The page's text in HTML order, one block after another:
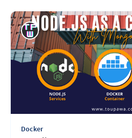
Docker